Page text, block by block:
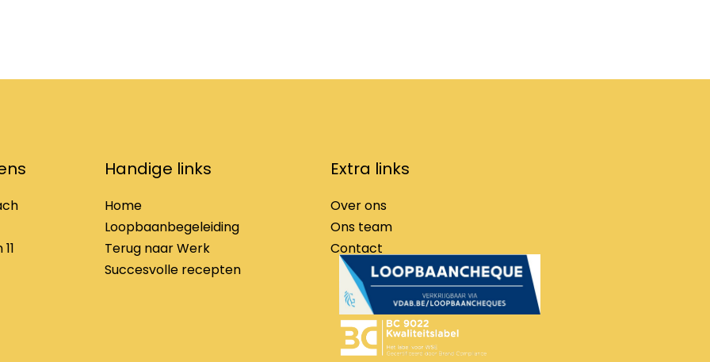
Handige links
Home
Loopbaanbegeleiding
Terug naar Werk
Succesvolle recepten
Extra links
Over ons
Ons team
Contact